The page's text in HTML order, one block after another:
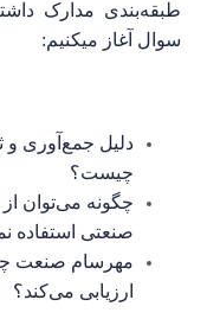
طبقه‌بندی مدارک
سوال آغاز میکنیم:
دلیل جمع‌آوری و
چیست؟
چگونه می‌توان
صنعتی استفاده
مهرسام صنعت
ارزیابی می‌کند؟